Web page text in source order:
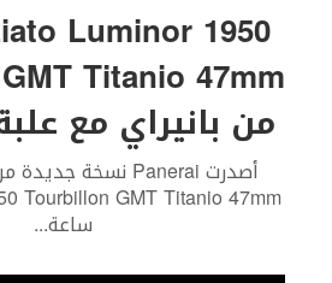
Luminor 1950
Titanio 47mm
من بانيراي مع
ساعة...